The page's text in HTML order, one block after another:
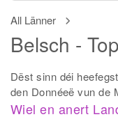
All Länner
Belsch -
Dëst sinn déi
den Donnéeë vun de
Wiel en anert